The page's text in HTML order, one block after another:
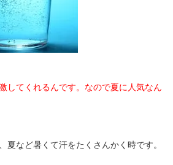
してくれるんです。なので夏に人気なん
夏など暑くて汗をたくさんかく時です。